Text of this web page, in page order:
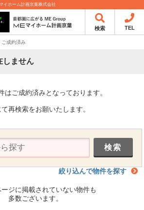
イホーム計画京葉株式会社
検索 TEL
ご成約済み
しません
はご成約済みとなっております。
再検索をお願いたします。
絞り込んで物件を探す
ジに掲載されていない物件も
多数ございます。